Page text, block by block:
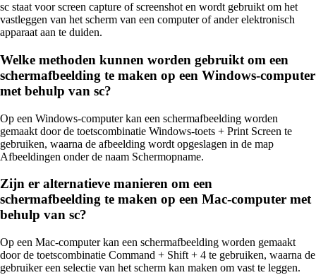
sc staat voor screen capture of screenshot en wordt gebruikt om het
vastleggen van het scherm van een computer of ander elektronisch
apparaat aan te duiden.
Welke methoden kunnen worden gebruikt om een
schermafbeelding te maken op een Windows-computer
met behulp van sc?
Op een Windows-computer kan een schermafbeelding worden
gemaakt door de toetscombinatie Windows-toets + Print Screen te
gebruiken, waarna de afbeelding wordt opgeslagen in de map
Afbeeldingen onder de naam Schermopname.
Zijn er alternatieve manieren om een
schermafbeelding te maken op een Mac-computer met
behulp van sc?
Op een Mac-computer kan een schermafbeelding worden gemaakt
door de toetscombinatie Command + Shift + 4 te gebruiken, waarna de
gebruiker een selectie van het scherm kan maken om vast te leggen.